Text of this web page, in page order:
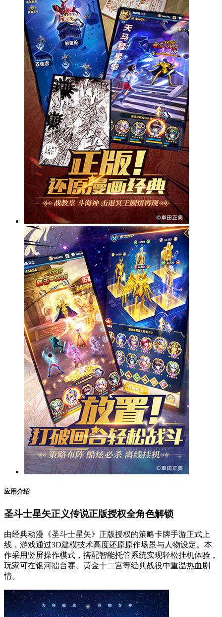
应用介绍
圣斗士星矢正义传说正版授权全角色解锁
由经典动漫《圣斗士星矢》正版授权的策略卡牌手游正式上
线，游戏通过3D建模技术高度还原原作场景与人物设定。本
作采用竖屏操作模式，搭配智能托管系统实现轻松挂机体验，
玩家可在银河擂台赛、黄金十二宫等经典战役中重温热血剧
情。